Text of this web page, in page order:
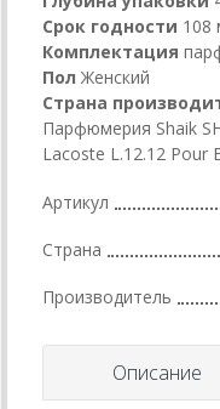
Срок годности 108
Комплектация
Пол Женский
Страна
Парфюмерия Shaik
Lacoste L.12.12 Pour
Артикул
Страна
Производитель
Описание